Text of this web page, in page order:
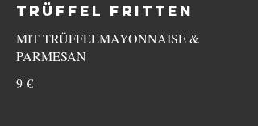
TRÜFFEL FRITTEN
MIT TRÜFFELMAYONNAISE &
PARMESAN
9 €